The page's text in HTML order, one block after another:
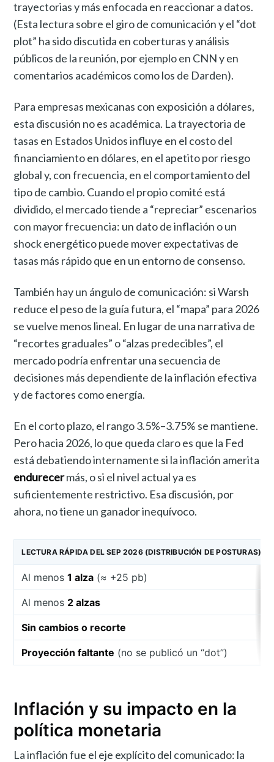
trayectorias y más enfocada en reaccionar a datos.
(Esta lectura sobre el giro de comunicación y el “dot
plot” ha sido discutida en coberturas y análisis
públicos de la reunión, por ejemplo en CNN y en
comentarios académicos como los de Darden).
Para empresas mexicanas con exposición a dólares,
esta discusión no es académica. La trayectoria de
tasas en Estados Unidos influye en el costo del
financiamiento en dólares, en el apetito por riesgo
global y, con frecuencia, en el comportamiento del
tipo de cambio. Cuando el propio comité está
dividido, el mercado tiende a “repreciar” escenarios
con mayor frecuencia: un dato de inflación o un
shock energético puede mover expectativas de
tasas más rápido que en un entorno de consenso.
También hay un ángulo de comunicación: si Warsh
reduce el peso de la guía futura, el “mapa” para 2026
se vuelve menos lineal. En lugar de una narrativa de
“recortes graduales” o “alzas predecibles”, el
mercado podría enfrentar una secuencia de
decisiones más dependiente de la inflación efectiva
y de factores como energía.
En el corto plazo, el rango 3.5%–3.75% se mantiene.
Pero hacia 2026, lo que queda claro es que la Fed
está debatiendo internamente si la inflación amerita
endurecermás, o si el nivel actual ya es
suficientemente restrictivo. Esa discusión, por
ahora, no tiene un ganador inequívoco.
LECTURA RÁPIDA DEL SEP 2026 (DISTRIBUCIÓN DE POSTURAS)
Al menos1 alza (≈ +25 pb)
Al menos 2 alzas
Sin cambios o recorte
Proyección faltante (no se publicó un “dot”)
Inflación y su impacto en la
política monetaria
La inflación fue el eje explícito del comunicado: la